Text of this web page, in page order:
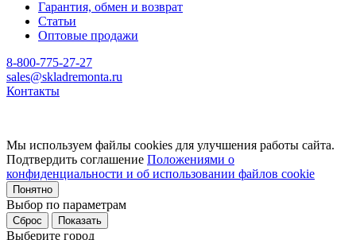
Гарантия, обмен и возврат
Статьи
Оптовые продажи
8-800-775-27-27
sales@skladremonta.ru
Контакты
Мы используем файлы cookies для улучшения работы сайта.
Подтвердить соглашение Положениями о
конфиденциальности и об использовании файлов cookie
Понятно
Выбор по параметрам
Сброс Показать
Выберите город